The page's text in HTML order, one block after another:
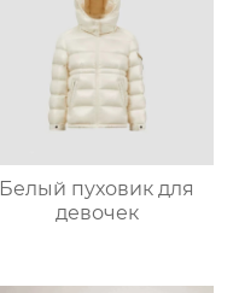
Белый пуховик для
девочек